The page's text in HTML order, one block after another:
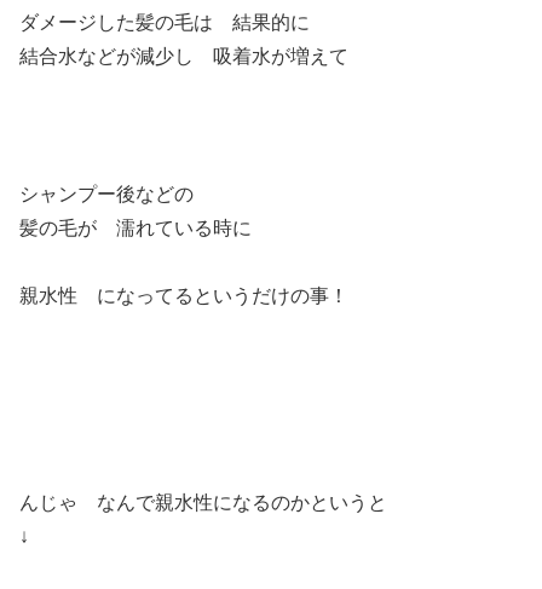
ダメージした髪の毛は 結果的に
結合水などが減少し 吸着水が増えて
シャンプー後などの
髪の毛が 濡れている時に
親水性 になってるというだけの事！
んじゃ なんで親水性になるのかというと
↓